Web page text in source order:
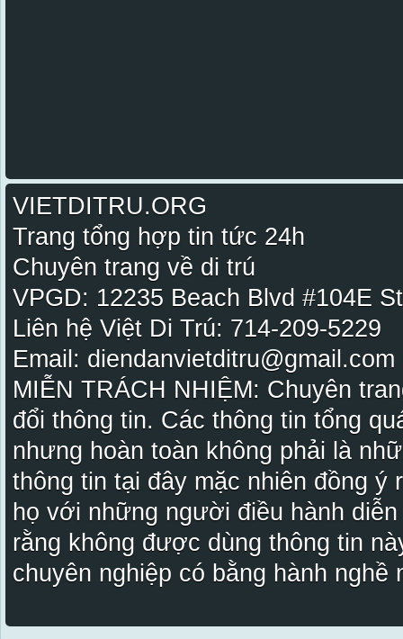
VIETDITRU.ORG
Trang tổng hợp tin tức 24h
Chuyên trang về di trú
VPGD: 12235 Beach Blvd #104E
Liên hệ Việt Di Trú: 714-209-5229
Email:
MIỄN TRÁCH NHIỆM: Chuyên
đổi thông tin. Các thông tin tổng
nhưng hoàn toàn không phải là
thông tin tại đây mặc nhiên đồng ý
họ với những người điều hành
rằng không được dùng thông tin
chuyên nghiệp có bằng hành